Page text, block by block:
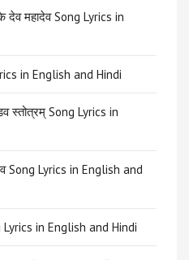
देव महादेव Song Lyrics in
in English and Hindi
स्तोत्रम् Song Lyrics in
Song Lyrics in English and
Lyrics in English and Hindi